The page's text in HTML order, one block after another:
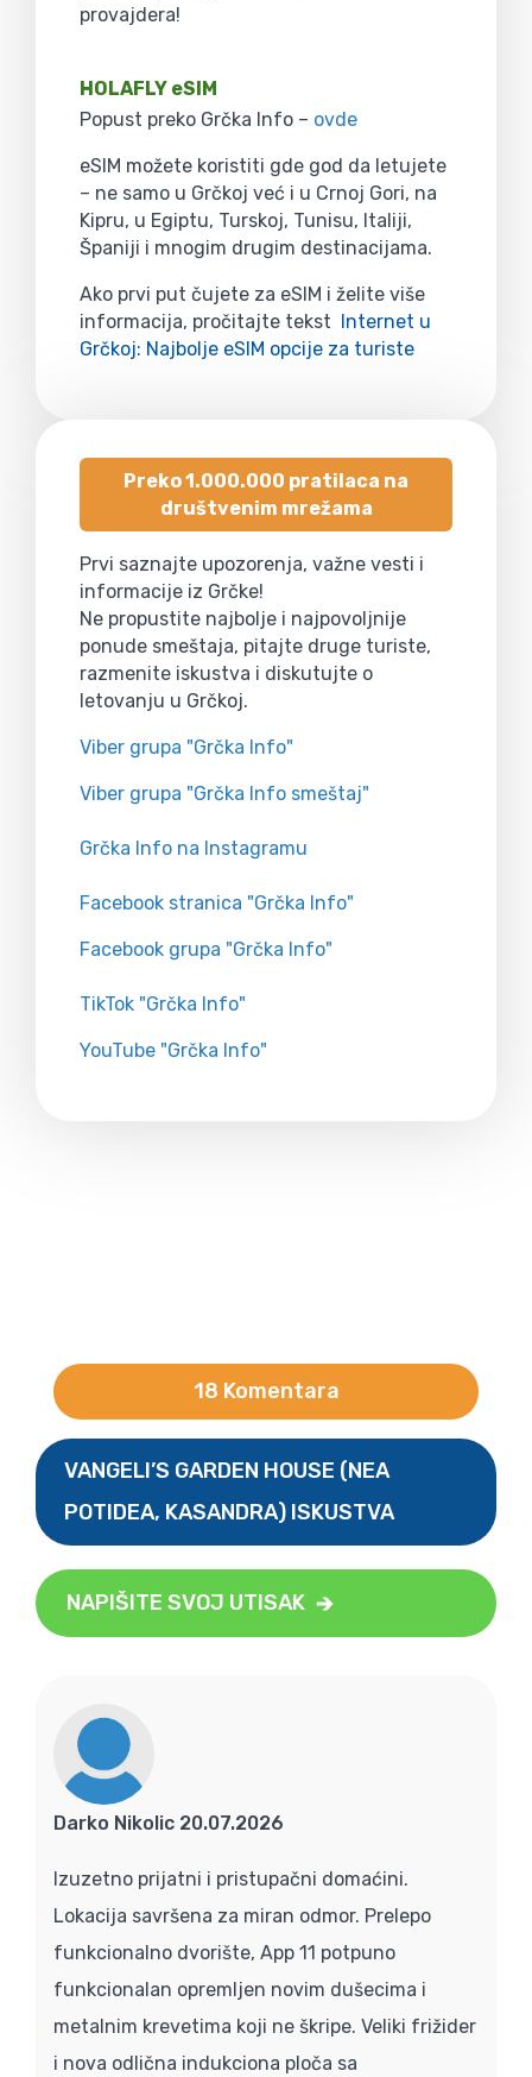
provajdera!
HOLAFLY eSIM
Popust preko Grčka Info – ovde
eSIM možete koristiti gde god da letujete
– ne samo u Grčkoj već i u Crnoj Gori, na
Kipru, u Egiptu, Turskoj, Tunisu, Italiji,
Španiji i mnogim drugim destinacijama.
Ako prvi put čujete za eSIM i želite više
informacija, pročitajte tekst Internet u
Grčkoj: Najbolje eSIM opcije za turiste
Preko 1.000.000 pratilaca na
društvenim mrežama
Prvi saznajte upozorenja, važne vesti i
informacije iz Grčke!
Ne propustite najbolje i najpovoljnije
ponude smeštaja, pitajte druge turiste,
razmenite iskustva i diskutujte o
letovanju u Grčkoj.
Viber grupa "Grčka Info"
Viber grupa "Grčka Info smeštaj"
Grčka Info na Instagramu
Facebook stranica "Grčka Info"
Facebook grupa "Grčka Info"
TikTok "Grčka Info"
YouTube "Grčka Info"
18 Komentara
VANGELI’S GARDEN HOUSE (NEA
POTIDEA, KASANDRA) ISKUSTVA
NAPIŠITE SVOJ UTISAK
Darko Nikolic 20.07.2026
Izuzetno prijatni i pristupačni domaćini.
Lokacija savršena za miran odmor. Prelepo
funkcionalno dvorište, App 11 potpuno
funkcionalan opremljen novim dušecima i
metalnim krevetima koji ne škripe. Veliki frižider
i nova odlična indukciona ploča sa